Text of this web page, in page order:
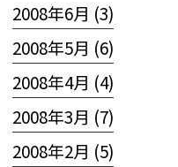
2008年6月 (3)
2008年5月 (6)
2008年4月 (4)
2008年3月 (7)
2008年2月 (5)